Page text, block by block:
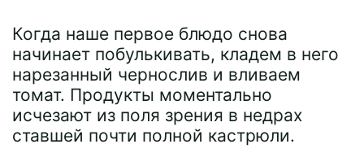
Когда наше первое блюдо снова
начинает побулькивать, кладем в него
нарезанный чернослив и вливаем
томат. Продукты моментально
исчезают из поля зрения в недрах
ставшей почти полной кастрюли.